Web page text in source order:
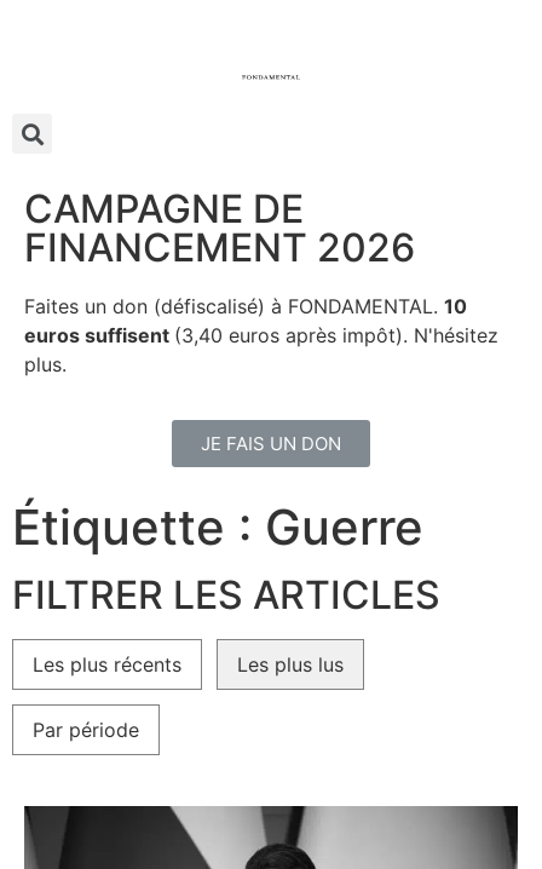
CAMPAGNE DE
FINANCEMENT 2026
Faites un don (défiscalisé) à FONDAMENTAL. 10
euros suffisent (3,40 euros après impôt). N'hésitez
plus.
JE FAIS UN DON
Étiquette : Guerre
FILTRER LES ARTICLES
Les plus récents Les plus lus
Par période